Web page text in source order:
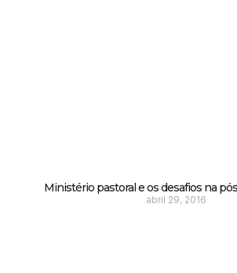
Ministério pastoral e os desafios na
abril 29, 2016